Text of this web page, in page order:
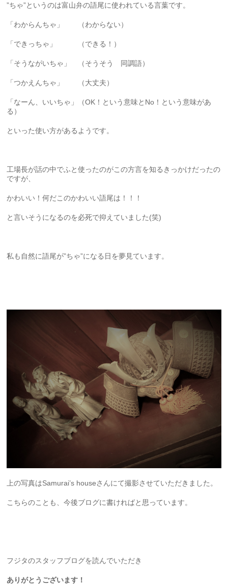
”ちゃ”というのは富山弁の語尾に使われている言葉です。
「わからんちゃ」 （わからない）
「できっちゃ」 （できる！）
「そうながいちゃ」 （そうそう 同調語）
「つかえんちゃ」 （大丈夫）
「なーん、いいちゃ」（OK！という意味とNo！という意味があ
る）
といった使い方があるようです。
工場長が話の中でふと使ったのがこの方言を知るきっかけだったの
ですが、
かわいい！何だこのかわいい語尾は！！！
と言いそうになるのを必死で抑えていました(笑)
私も自然に語尾が”ちゃ”になる日を夢見ています。
上の写真はSamurai’s houseさんにて撮影させていただきました。
こちらのことも、今後ブログに書ければと思っています。
フジタのスタッフブログを読んでいただき
ありがとうございます！